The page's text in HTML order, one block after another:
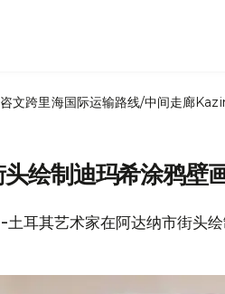
文跨里海国际运输路线/中间走廊
绘制迪玛希涂鸦壁
耳其艺术家在阿达纳市街头